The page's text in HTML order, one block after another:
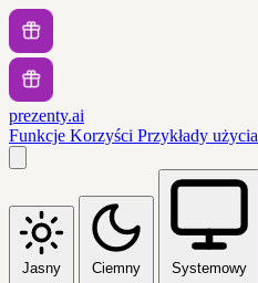
prezenty.ai
Funkcje Korzyści Przykłady użycia
Jasny Ciemny Systemowy